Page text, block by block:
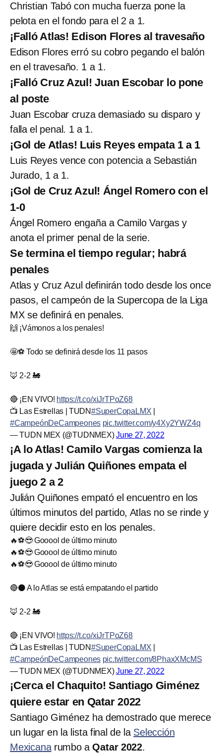
Christian Tabó con mucha fuerza pone la
pelota en el fondo para el 2 a 1.
¡Falló Atlas! Edison Flores al travesaño
Edison Flores erró su cobro pegando el balón
en el travesaño. 1 a 1.
¡Falló Cruz Azul! Juan Escobar lo pone
al poste
Juan Escobar cruza demasiado su disparo y
falla el penal. 1 a 1.
¡Gol de Atlas! Luis Reyes empata 1 a 1
Luis Reyes vence con potencia a Sebastián
Jurado, 1 a 1.
¡Gol de Cruz Azul! Ángel Romero con el
1-0
Ángel Romero engaña a Camilo Vargas y
anota el primer penal de la serie.
Se termina el tiempo regular; habrá
penales
Atlas y Cruz Azul definirán todo desde los once
pasos, el campeón de la Supercopa de la Liga
MX se definirá en penales.
🙌 ¡Vámonos a los penales!
🤩⚽ Todo se definirá desde los 11 pasos
🦊 2-2 🚂
🔴 ¡EN VIVO! https://t.co/xiJrTPoZ68
📺 Las Estrellas | TUDN#SuperCopaLMX
#CampeónDeCampeones pic.twitter.com/y4Xy2YWZ4q
— TUDN MEX (@TUDNMEX)June 27, 2022
¡A lo Atlas! Camilo Vargas comienza la
jugada y Julián Quiñones empata el
juego 2 a 2
Julián Quiñones empató el encuentro en los
últimos minutos del partido, Atlas no se rinde y
quiere decidir esto en los penales.
🔥⚽😎 Gooool de último minuto
🔥⚽😎 Gooool de último minuto
🔥⚽😎 Gooool de último minuto
🔴⚫ A lo Atlas se está empatando el partido
🦊 2-2 🚂
🔴 ¡EN VIVO! https://t.co/xiJrTPoZ68
📺 Las Estrellas | TUDN#SuperCopaLMX
#CampeónDeCampeones pic.twitter.com/8PhaxXMcMS
— TUDN MEX (@TUDNMEX)June 27, 2022
¡Cerca el Chaquito! Santiago Giménez
quiere estar en Qatar 2022
Santiago Giménez ha demostrado que merece
un lugar en la lista final de la Selección
Mexicanarumbo aQatar 2022.